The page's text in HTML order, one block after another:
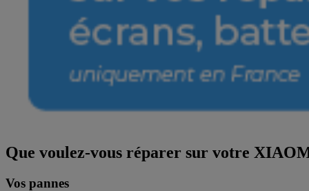
Que voulez-vous réparer sur votre
Vos pannes